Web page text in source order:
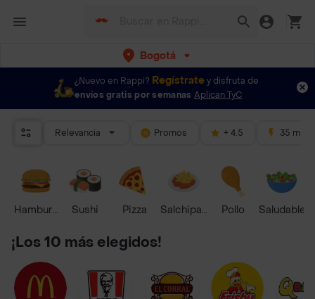
Bogotá
¿Nuevo en Rappi? Regístrate y disfruta de
envíos gratis por semanas Aplican TyC
Relevancia Promos + 4.5 35 mins
HamburguesaSushi Pizza Salchipapas Pollo Saludable
¡Los 10 más elegidos!